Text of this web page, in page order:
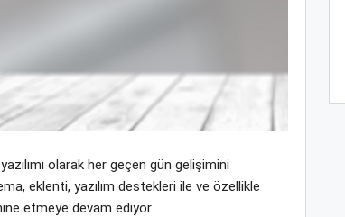
olarak her geçen gün gelişimini
eklenti, yazılım destekleri ile ve özellikle
etmeye devam ediyor.